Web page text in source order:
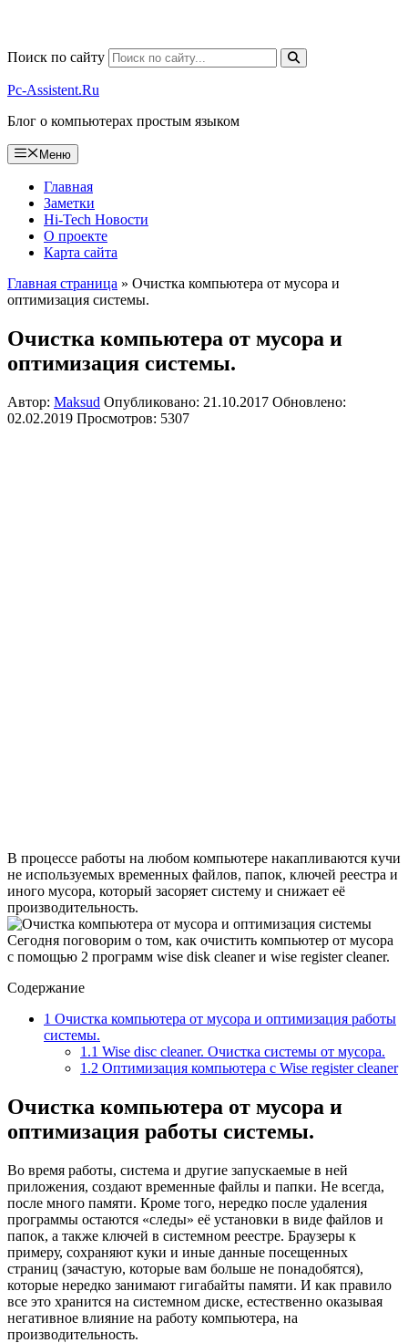
Поиск по сайту
Pc-Assistent.Ru
Блог о компьютерах простым языком
Меню
Главная
Заметки
Hi-Tech Новости
О проекте
Карта сайта
Главная страница » Очистка компьютера от мусора и
оптимизация системы.
Очистка компьютера от мусора и
оптимизация системы.
Автор: Maksud Опубликовано: 21.10.2017 Обновлено:
02.02.2019 Просмотров: 5307
В процессе работы на любом компьютере накапливаются кучи
не используемых временных файлов, папок, ключей реестра и
иного мусора, который засоряет систему и снижает её
производительность.
Сегодня поговорим о том, как очистить компьютер от мусора
с помощью 2 программ wise disk cleaner и wise register cleaner.
Содержание
1 Очистка компьютера от мусора и оптимизация работы
системы.
1.1 Wise disc cleaner. Очистка системы от мусора.
1.2 Оптимизация компьютера с Wise register cleaner
Очистка компьютера от мусора и
оптимизация работы системы.
Во время работы, система и другие запускаемые в ней
приложения, создают временные файлы и папки. Не всегда,
после много памяти. Кроме того, нередко после удаления
программы остаются «следы» её установки в виде файлов и
папок, а также ключей в системном реестре. Браузеры к
примеру, сохраняют куки и иные данные посещенных
страниц (зачастую, которые вам больше не понадобятся),
которые нередко занимают гигабайты памяти. И как правило
все это хранится на системном диске, естественно оказывая
негативное влияние на работу компьютера, на
производительность.